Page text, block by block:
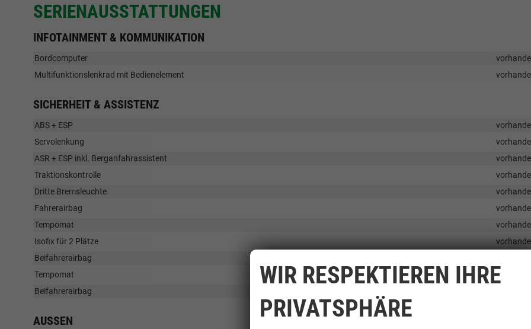
SERIENAUSSTATTUNGEN
INFOTAINMENT & KOMMUNIKATION
Bordcomputer
Multifunktionslenkrad mit Bedienelement
SICHERHEIT & ASSISTENZ
ABS + ESP
Servolenkung
ASR + ESP inkl. Berganfahrassistent
Traktionskontrolle
Dritte Bremsleuchte
Fahrerairbag
Tempomat
Isofix für 2 Plätze
Beifahrerairbag
Tempomat
vorhanden
Beifahrerairbag
AUSSEN
WIR RESPEKTIEREN IHRE
PRIVATSPHÄRE